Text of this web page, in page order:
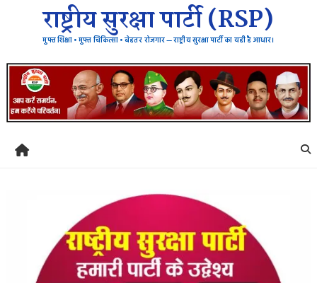
राष्ट्रीय सुरक्षा पार्टी (RSP)
मुफ्त शिक्षा • मुफ्त चिकित्सा • बेहतर रोजगार — राष्ट्रीय सुरक्षा पार्टी का यही है आधार।